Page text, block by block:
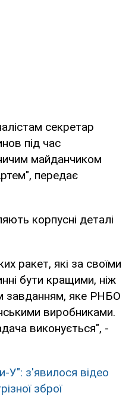
секретар
під час
майданчиком
передає
корпусні деталі
ракет, які за своїми
бути кращими, ніж
завданням, яке РНБО
виробниками.
виконується", -
У": з'явилося відео
зброї